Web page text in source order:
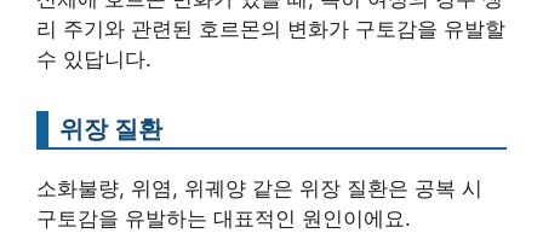
리 주기와 관련된 호르몬의 변화가 구토감을 유발할
수 있답니다.
위장 질환
소화불량, 위염, 위궤양 같은 위장 질환은 공복 시
구토감을 유발하는 대표적인 원인이에요.